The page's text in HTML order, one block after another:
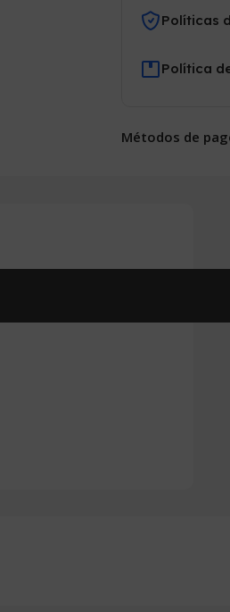
Políticas
Política
Métodos de